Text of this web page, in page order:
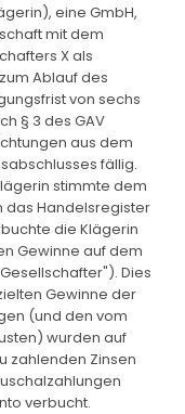
eine GmbH,
mit dem
X als
Ablauf des
von sechs
§ 3 des GAV
aus dem
fällig.
stimmte dem
das Handelsregister
die Klägerin
Gewinne auf dem
Dies
Gewinne der
(und den vom
wurden auf
zahlenden Zinsen
verbucht.